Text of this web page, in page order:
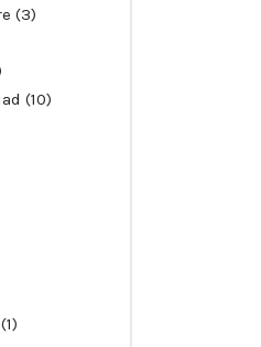
(3)
(10)
(1)